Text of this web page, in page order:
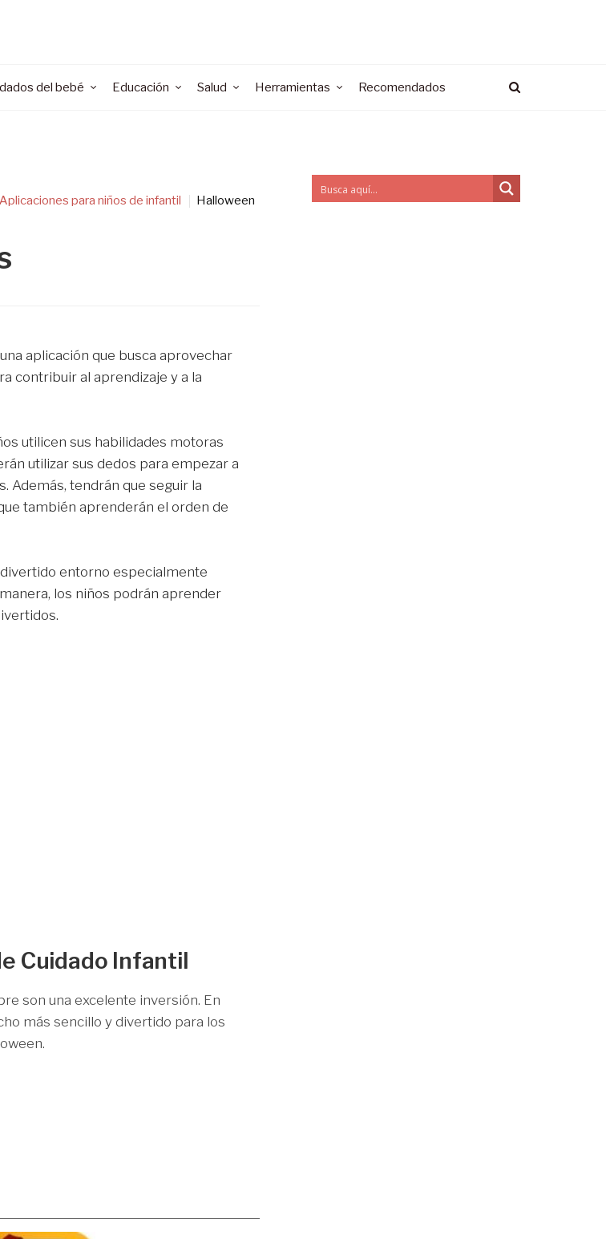
del bebé Educación Salud Herramientas Recomendados
Aplicaciones para niños de infantil
Halloween
aplicación que busca aprovechar
contribuir al aprendizaje y a la
utilicen sus habilidades motoras
utilizar sus dedos para empezar a
Además, tendrán que seguir la
también aprenderán el orden de
entorno especialmente
los niños podrán aprender
Cuidado Infantil
son una excelente inversión. En
más sencillo y divertido para los